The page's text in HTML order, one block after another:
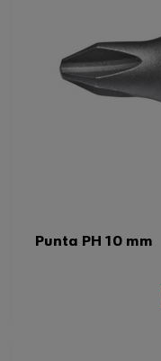
Punta PH 10 mm